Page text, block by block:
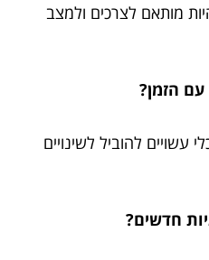
מותאם לצרכים ולמצב
עשויים להוביל לשינויים